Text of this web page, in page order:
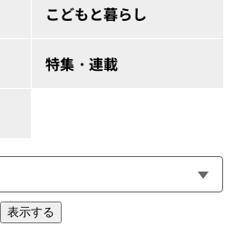
こどもと暮らし
特集・連載
表示する